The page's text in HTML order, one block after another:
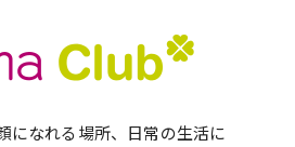
になれる場所、日常の生活に